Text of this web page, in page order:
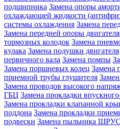
подшипника Замена опоры
охлаждающей жидкости
системы охлаждения Замена
Замена передней опоры двигателя
тормозных колодок Замена
кулака Замена подушки двигателя
первичного вала Замена помпы
Замена поршневых колец Замена
приемной трубы глушителя
Замена проводов высокого
ГБЦ Замена прокладки
Замена прокладки клапанной
поддона Замена прокладки
подвески Замена пыльника